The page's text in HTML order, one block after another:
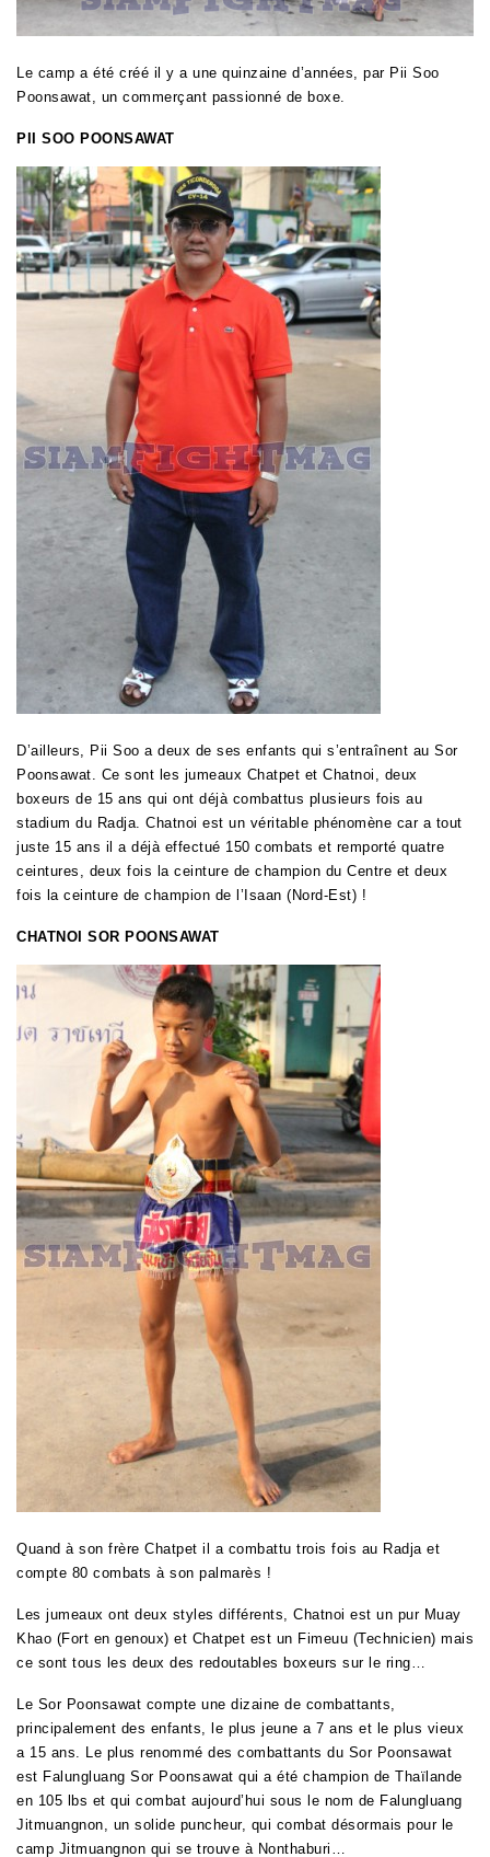
Le camp a été créé il y a une quinzaine d’années, par Pii Soo
Poonsawat, un commerçant passionné de boxe.
PII SOO POONSAWAT
D’ailleurs, Pii Soo a deux de ses enfants qui s’entraînent au Sor
Poonsawat. Ce sont les jumeaux Chatpet et Chatnoi, deux
boxeurs de 15 ans qui ont déjà combattus plusieurs fois au
stadium du Radja. Chatnoi est un véritable phénomène car a tout
juste 15 ans il a déjà effectué 150 combats et remporté quatre
ceintures, deux fois la ceinture de champion du Centre et deux
fois la ceinture de champion de l’Isaan (Nord-Est) !
CHATNOI SOR POONSAWAT
Quand à son frère Chatpet il a combattu trois fois au Radja et
compte 80 combats à son palmarès !
Les jumeaux ont deux styles différents, Chatnoi est un pur Muay
Khao (Fort en genoux) et Chatpet est un Fimeuu (Technicien) mais
ce sont tous les deux des redoutables boxeurs sur le ring…
Le Sor Poonsawat compte une dizaine de combattants,
principalement des enfants, le plus jeune a 7 ans et le plus vieux
a 15 ans. Le plus renommé des combattants du Sor Poonsawat
est Falungluang Sor Poonsawat qui a été champion de Thaïlande
en 105 lbs et qui combat aujourd’hui sous le nom de Falungluang
Jitmuangnon, un solide puncheur, qui combat désormais pour le
camp Jitmuangnon qui se trouve à Nonthaburi…